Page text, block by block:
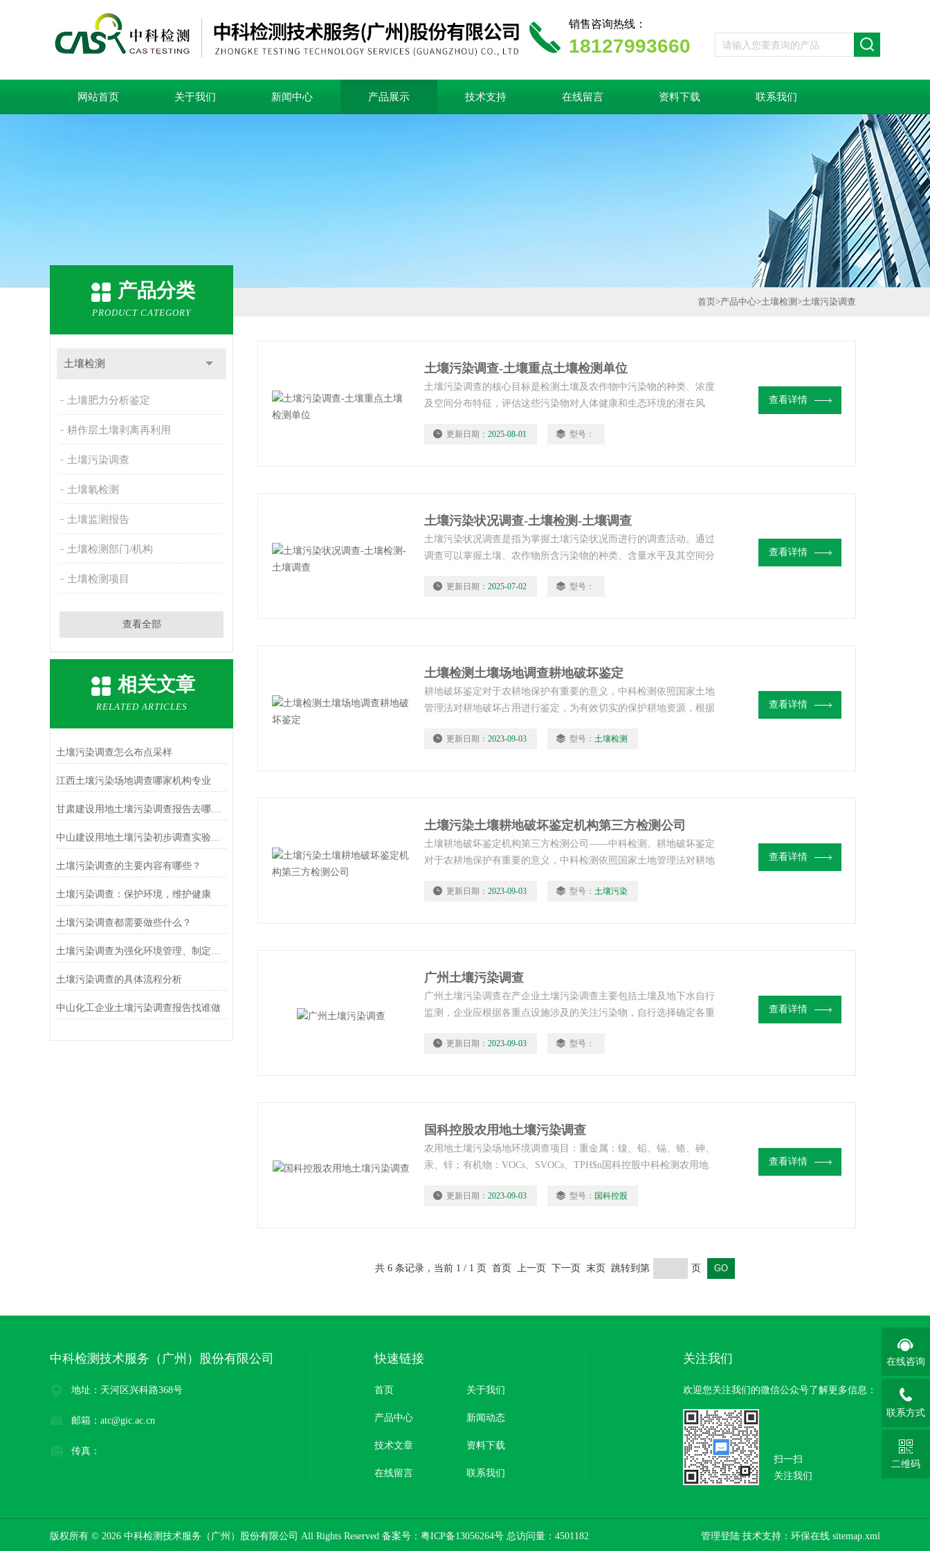
销售咨询热线：
18127993660
网站首页 关于我们 新闻中心 产品展示 技术支持 在线留言 资料下载 联系我们
产品分类
PRODUCT CATEGORY
土壤检测
土壤肥力分析鉴定
耕作层土壤剥离再利用
土壤污染调查
土壤氡检测
土壤监测报告
土壤检测部门/机构
土壤检测项目
查看全部
相关文章
RELATED ARTICLES
土壤污染调查怎么布点采样
江西土壤污染场地调查哪家机构专业
甘肃建设用地土壤污染调查报告去哪个部门
中山建设用地土壤污染初步调查实验室有哪些
土壤污染调查的主要内容有哪些？
土壤污染调查：保护环境，维护健康
土壤污染调查都需要做些什么？
土壤污染调查为强化环境管理、制定防治措施提供科学依据
土壤污染调查的具体流程分析
中山化工企业土壤污染调查报告找谁做
首页>产品中心>土壤检测 >土壤污染调查
土壤污染调查-土壤重点土壤检测单位
土壤污染调查的核心目标是检测土壤及农作物中污染物的种类、浓度
及空间分布特征，评估这些污染物对人体健康和生态环境的潜在风
点土壤检测单位
更新日期： 2025-08-01 型号：
查看详情
土壤污染状况调查-土壤检测-土壤调查
土壤污染状况调查是指为掌握土壤污染状况而进行的调查活动。通过
调查可以掌握土壤、农作物所含污染物的种类、含量水平及其空间分
理、制定防治措施提供科学依据。调查的对象通常是可能受到有害物
更新日期： 2025-07-02 型号：
查看详情
土壤检测土壤场地调查耕地破坏鉴定
耕地破坏鉴定对于农耕地保护有重要的意义，中科检测依照国家土地
管理法对耕地破坏占用进行鉴定，为有效切实的保护耕地资源，根据
严重破坏。土壤场地调查耕地破坏鉴定机构中科检测。
更新日期： 2023-09-03 型号： 土壤检测
查看详情
土壤污染土壤耕地破坏鉴定机构第三方检测公司
土壤耕地破坏鉴定机构第三方检测公司——中科检测。耕地破坏鉴定
对于农耕地保护有重要的意义，中科检测依照国家土地管理法对耕地
析的结果对耕地进行评价鉴定，依照标准来判断是否遭严重破坏。
更新日期： 2023-09-03 型号： 土壤污染
查看详情
广州土壤污染调查
广州土壤污染调查在产企业土壤污染调查主要包括土壤及地下水自行
监测，企业应根据各重点设施涉及的关注污染物，自行选择确定各重
应的分析测试项目参见附录B（需测试每个重点设施或重点区域涉及
更新日期： 2023-09-03 型号：
查看详情
国科控股农用地土壤污染调查
农用地土壤污染场地环境调查项目：重金属：镍、铅、镉、铬、砷、
汞、锌；有机物：VOCs、SVOCs、TPH$n国科控股中科检测农用地
测机构，在广州、东莞、佛山、韶关等多地环保局进行了场地调查备
更新日期： 2023-09-03 型号： 国科控股
查看详情
共 6 条记录，当前 1 / 1 页 首页 上一页 下一页 末页 跳转到第 页
中科检测技术服务（广州）股份有限公司
地址：天河区兴科路368号
邮箱：atc@gic.ac.cn
传真：
快速链接
首页 关于我们
产品中心 新闻动态
技术文章 资料下载
在线留言 联系我们
关注我们
欢迎您关注我们的微信公众号了解更多信息：
扫一扫
关注我们
版权所有 © 2026 中科检测技术服务（广州）股份有限公司 All Rights Reserved 备案号： 粤ICP备13056264号 总访问量：4501182 管理登陆 技术支持： 环保在线 sitemap.xml
在线咨询
联系方式
二维码